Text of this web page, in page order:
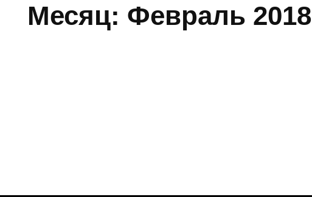
Месяц: Февраль 2018